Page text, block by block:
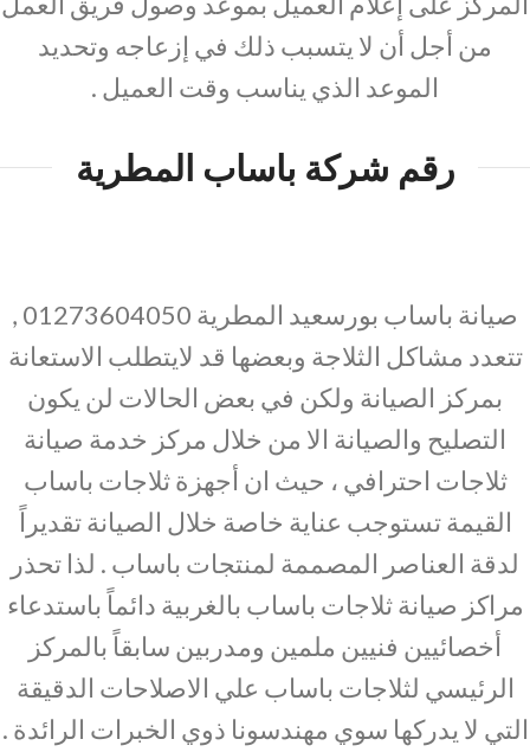
من أجل أن لا يتسبب ذلك في إزعاجه وتحديد
الموعد الذي يناسب وقت العميل .
رقم شركة باساب المطرية
صيانة باساب بورسعيد المطرية 01273604050 ,
تتعدد مشاكل الثلاجة وبعضها قد لايتطلب الاستعانة
بمركز الصيانة ولكن في بعض الحالات لن يكون
التصليح والصيانة الا من خلال مركز خدمة صيانة
ثلاجات احترافي ، حيث ان أجهزة ثلاجات باساب
القيمة تستوجب عناية خاصة خلال الصيانة تقديراً
لدقة العناصر المصممة لمنتجات باساب . لذا تحذر
مراكز صيانة ثلاجات باساب بالغربية دائماً باستدعاء
أخصائيين فنيين ملمين ومدربين سابقاً بالمركز
الرئيسي لثلاجات باساب علي الاصلاحات الدقيقة
التي لا يدركها سوي مهندسونا ذوي الخبرات الرائدة .